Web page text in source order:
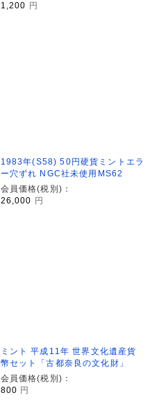
1,200
円
1983年(S58) 50円硬貨ミントエラ
ー穴ずれ NGC社未使用MS62
会員価格(税別)：
26,000
円
ミント 平成11年 世界文化遺産貨
幣セット「古都奈良の文化財」
会員価格(税別)：
800 円